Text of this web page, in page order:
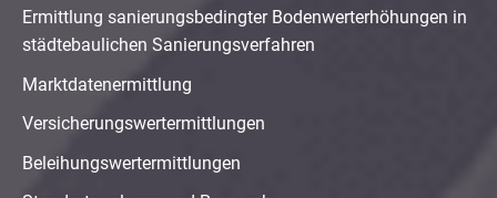
Ermittlung sanierungsbedingter Bodenwerterhöhungen in
städtebaulichen Sanierungsverfahren
Marktdatenermittlung
Versicherungswertermittlungen
Beleihungswertermittlungen